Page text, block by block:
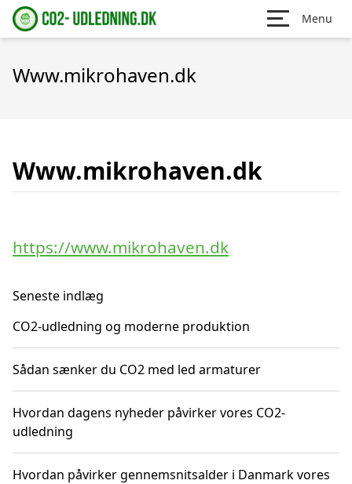
Menu
Www.mikrohaven.dk
Www.mikrohaven.dk
https://www.mikrohaven.dk
Seneste indlæg
CO2-udledning og moderne produktion
Sådan sænker du CO2 med led armaturer
Hvordan dagens nyheder påvirker vores CO2-
udledning
Hvordan påvirker gennemsnitsalder i Danmark vores